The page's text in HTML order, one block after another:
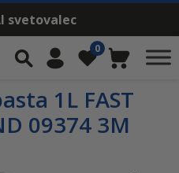
svetovalec
IskalnikMoj račun
Seznam želja
0
Košarica
1L FAST
09374 3M